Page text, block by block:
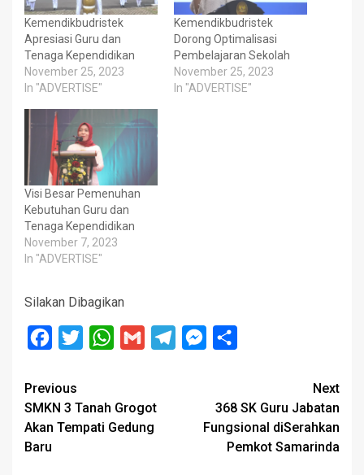
Kemendikbudristek
Apresiasi Guru dan
Tenaga Kependidikan
November 25, 2023
In "ADVERTISE"
Kemendikbudristek
Dorong Optimalisasi
Pembelajaran Sekolah
November 25, 2023
In "ADVERTISE"
Visi Besar Pemenuhan
Kebutuhan Guru dan
Tenaga Kependidikan
November 7, 2023
In "ADVERTISE"
Silakan Dibagikan
Facebook
Twitter WhatsApp
Gmail TelegramMessenger
Post
navigation
Previous
SMKN 3 Tanah Grogot
Akan Tempati Gedung
Baru
Next
368 SK Guru Jabatan
Fungsional diSerahkan
Pemkot Samarinda